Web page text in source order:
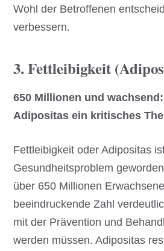
Wohl der Betroffenen
verbessern.
3. Fettleibigkeit
650 Millionen und
Adipositas ein kritisches
Fettleibigkeit oder Adipositas
Gesundheitsproblem
über 650 Millionen
beeindruckende Zahl
mit der Prävention und
werden müssen. Adipositas